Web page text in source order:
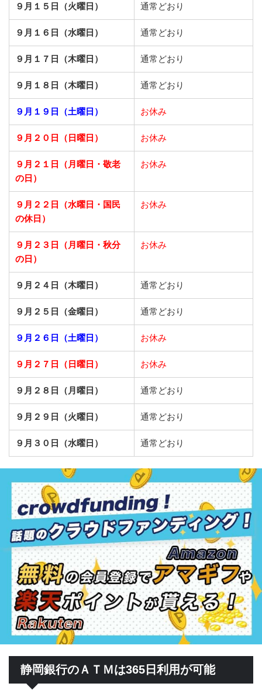
９月１５日（火曜日） 通常どおり
９月１６日（水曜日） 通常どおり
９月１７日（木曜日） 通常どおり
９月１８日（木曜日） 通常どおり
９月１９日（土曜日） お休み
９月２０日（日曜日） お休み
９月２１日
（月曜日・敬老
の日）
お休み
９月２２日
（水曜日・国民
の休日）
お休み
９月２３日
（月曜日・秋分
の日）
お休み
９月２４日（木曜日） 通常どおり
９月２５日（金曜日） 通常どおり
９月２６日（土曜日） お休み
９月２７日（日曜日） お休み
９月２８日（月曜日） 通常どおり
９月２９日（火曜日） 通常どおり
９月３０日（水曜日） 通常どおり
静岡銀行のＡＴＭは365日利用が可能